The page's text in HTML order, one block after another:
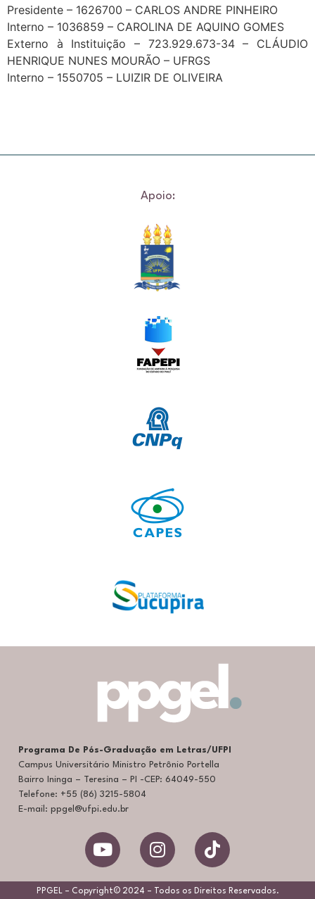
Presidente – 1626700 – CARLOS ANDRE PINHEIRO
Interno – 1036859 – CAROLINA DE AQUINO GOMES
Externo à Instituição – 723.929.673-34 – CLÁUDIO
HENRIQUE NUNES MOURÃO – UFRGS
Interno – 1550705 – LUIZIR DE OLIVEIRA
Apoio:
Programa De Pós-Graduação em Letras/UFPI
Campus Universitário Ministro Petrônio Portella
Bairro Ininga – Teresina – PI -CEP: 64049-550
Telefone: +55 (86) 3215-5804
E-mail: ppgel@ufpi.edu.br
PPGEL – Copyright© 2024 – Todos os Direitos Reservados.